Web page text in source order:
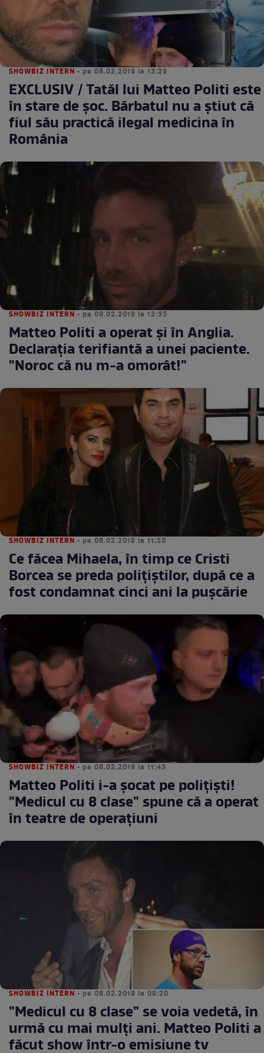
SHOWBIZ INTERN • pe 08.02.2019 la 13:29
EXCLUSIV / Tatăl lui Matteo Politi este
în stare de şoc. Bărbatul nu a ştiut că
fiul său practică ilegal medicina în
România
SHOWBIZ INTERN • pe 08.02.2019 la 12:35
Matteo Politi a operat şi în Anglia.
Declaraţia terifiantă a unei paciente.
"Noroc că nu m-a omorât!"
SHOWBIZ INTERN • pe 08.02.2019 la 11:50
Ce făcea Mihaela, în timp ce Cristi
Borcea se preda poliţiştilor, după ce a
fost condamnat cinci ani la puşcărie
SHOWBIZ INTERN • pe 08.02.2019 la 11:43
Matteo Politi i-a şocat pe poliţişti!
"Medicul cu 8 clase" spune că a operat
în teatre de operaţiuni
SHOWBIZ INTERN • pe 08.02.2019 la 09:20
"Medicul cu 8 clase" se voia vedetă, în
urmă cu mai mulţi ani. Matteo Politi a
făcut show într-o emisiune tv